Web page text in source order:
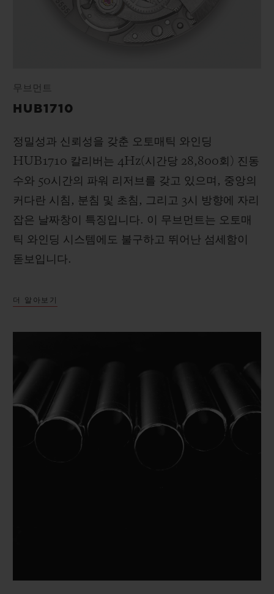
무브먼트
HUB1710
정밀성과 신뢰성을 갖춘 오토매틱 와인딩
HUB1710 칼리버는 4Hz(시간당 28,800회) 진동
수와 50시간의 파워 리저브를 갖고 있으며, 중앙의
커다란 시침, 분침 및 초침, 그리고 3시 방향에 자리
잡은 날짜창이 특징입니다. 이 무브먼트는 오토매
틱 와인딩 시스템에도 불구하고 뛰어난 섬세함이
돋보입니다.
더 알아보기